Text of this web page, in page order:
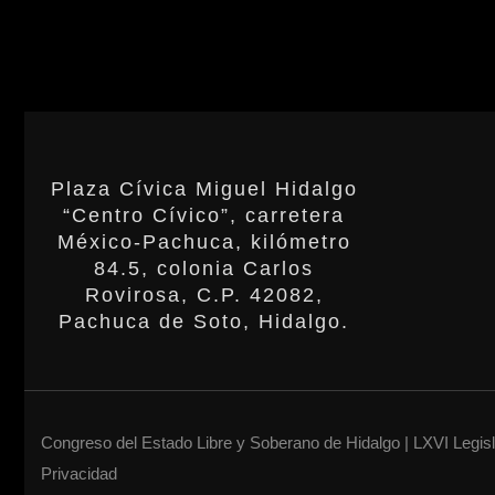
Plaza Cívica Miguel Hidalgo
“Centro Cívico”, carretera
México-Pachuca, kilómetro
84.5, colonia Carlos
Rovirosa, C.P. 42082,
Pachuca de Soto, Hidalgo.
Congreso del Estado Libre y Soberano de Hidalgo | LXVI
Privacidad